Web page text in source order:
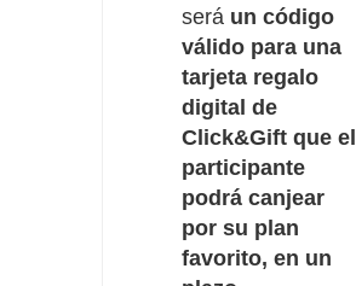
será un código
válido para una
tarjeta regalo
digital de
Click&Gift que el
participante
podrá canjear
por su plan
favorito, en un